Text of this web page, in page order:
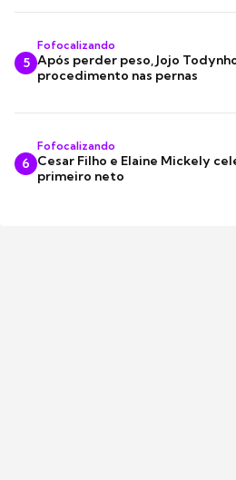
5
Fofocalizando
Após perder peso, Jojo
procedimento nas pernas
6
Fofocalizando
Cesar Filho e Elaine Mickely
primeiro neto